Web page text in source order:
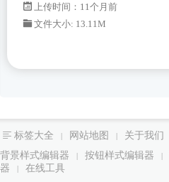
上传时间：11个月前
文件大小: 13.11M
标签大全 | 网站地图 | 关于我们
背景样式编辑器
| 按钮样式编辑器 |
器
| 在线工具